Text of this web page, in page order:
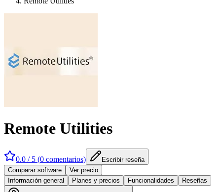
Remote Utilities
0.0 / 5 (0 comentarios)
Escribir reseña
Comparar software
Ver precio
Información general
Planes y precios Funcionalidades Reseñas